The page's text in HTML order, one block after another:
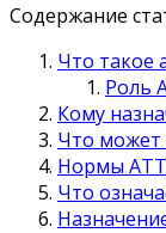
Содержание
Что такое
Роль
Кому
Что может
Нормы
Что